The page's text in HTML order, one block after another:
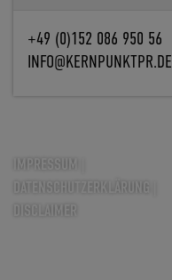
+49 (0)152 086 950 56
INFO@KERNPUNKTPR.DE
IMPRESSUM
DATENSCHUTZERKLÄRUNG
DISCLAIMER